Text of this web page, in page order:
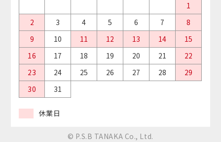
1
2
3 4 5 6 7
8
9
10 11 12 13 14
15
16
17 18 19 20 21
22
23
24 25 26 27 28
29
30
31
休業日
© P.S.B TANAKA Co., Ltd.